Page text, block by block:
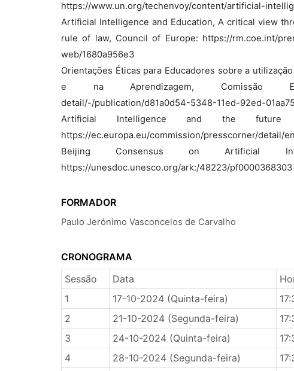
https://www.un.org/techenvoy/content/artificial-
Artificial Intelligence and Education, A critical view
rule of law, Council of Europe: https://rm.coe.int/
web/1680a956e3
Orientações Éticas para Educadores sobre a
e na Aprendizagem, Comissão
detail/-/publication/d81a0d54-5348-11ed-92ed-
Artificial Intelligence and the future
https://ec.europa.eu/commission/presscorner/detail/
Beijing Consensus on Artificial
https://unesdoc.unesco.org/ark:/48223/pf0000368303
FORMADOR
Paulo Jerónimo Vasconcelos de Carvalho
CRONOGRAMA
Sessão
Data
1
17-10-2024 (Quinta-feira)
2
21-10-2024 (Segunda-feira)
3
24-10-2024 (Quinta-feira)
4
28-10-2024 (Segunda-feira)